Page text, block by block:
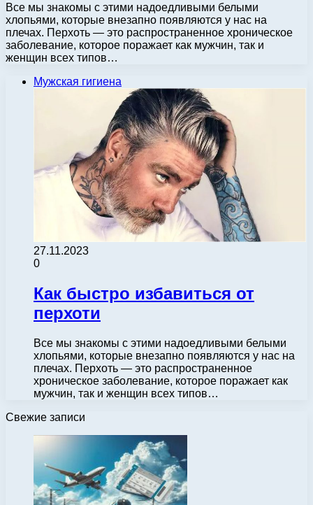
Все мы знакомы с этими надоедливыми белыми
хлопьями, которые внезапно появляются у нас на
плечах. Перхоть — это распространенное хроническое
заболевание, которое поражает как мужчин, так и
женщин всех типов…
Мужская гигиена
27.11.2023
0
Как быстро избавиться от
перхоти
Все мы знакомы с этими надоедливыми белыми
хлопьями, которые внезапно появляются у нас на
плечах. Перхоть — это распространенное
хроническое заболевание, которое поражает как
мужчин, так и женщин всех типов…
Свежие записи